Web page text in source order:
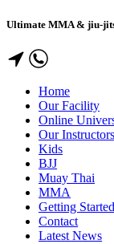
Ultimate MMA & jiu-
Home
Our Facility
Online
Our Instructors
Kids
BJJ
Muay Thai
MMA
Getting Started
Contact
Latest News